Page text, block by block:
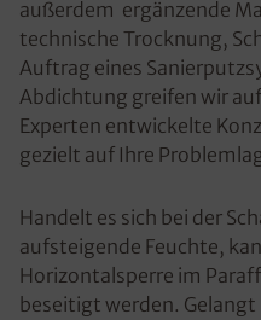
außerdem ergänzende
technische Trocknung,
Auftrag eines
Abdichtung greifen wir
Experten entwickelte
gezielt auf Ihre
Handelt es sich bei der
aufsteigende Feuchte,
Horizontalsperre im
beseitigt werden.